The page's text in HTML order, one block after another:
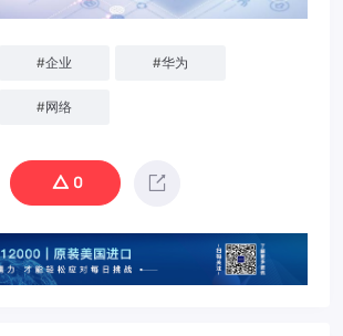
#企业 #华为
#网络
0